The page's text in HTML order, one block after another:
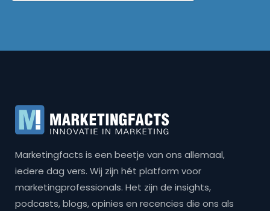
Marketingfacts is een beetje van ons allemaal,
iedere dag vers. Wij zijn hét platform voor
marketingprofessionals. Het zijn de insights,
podcasts, blogs, opinies en recencies die ons als